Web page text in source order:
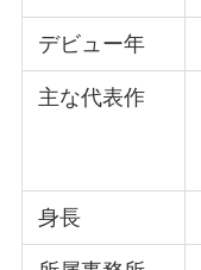
デビュー年
主な代表作
身長